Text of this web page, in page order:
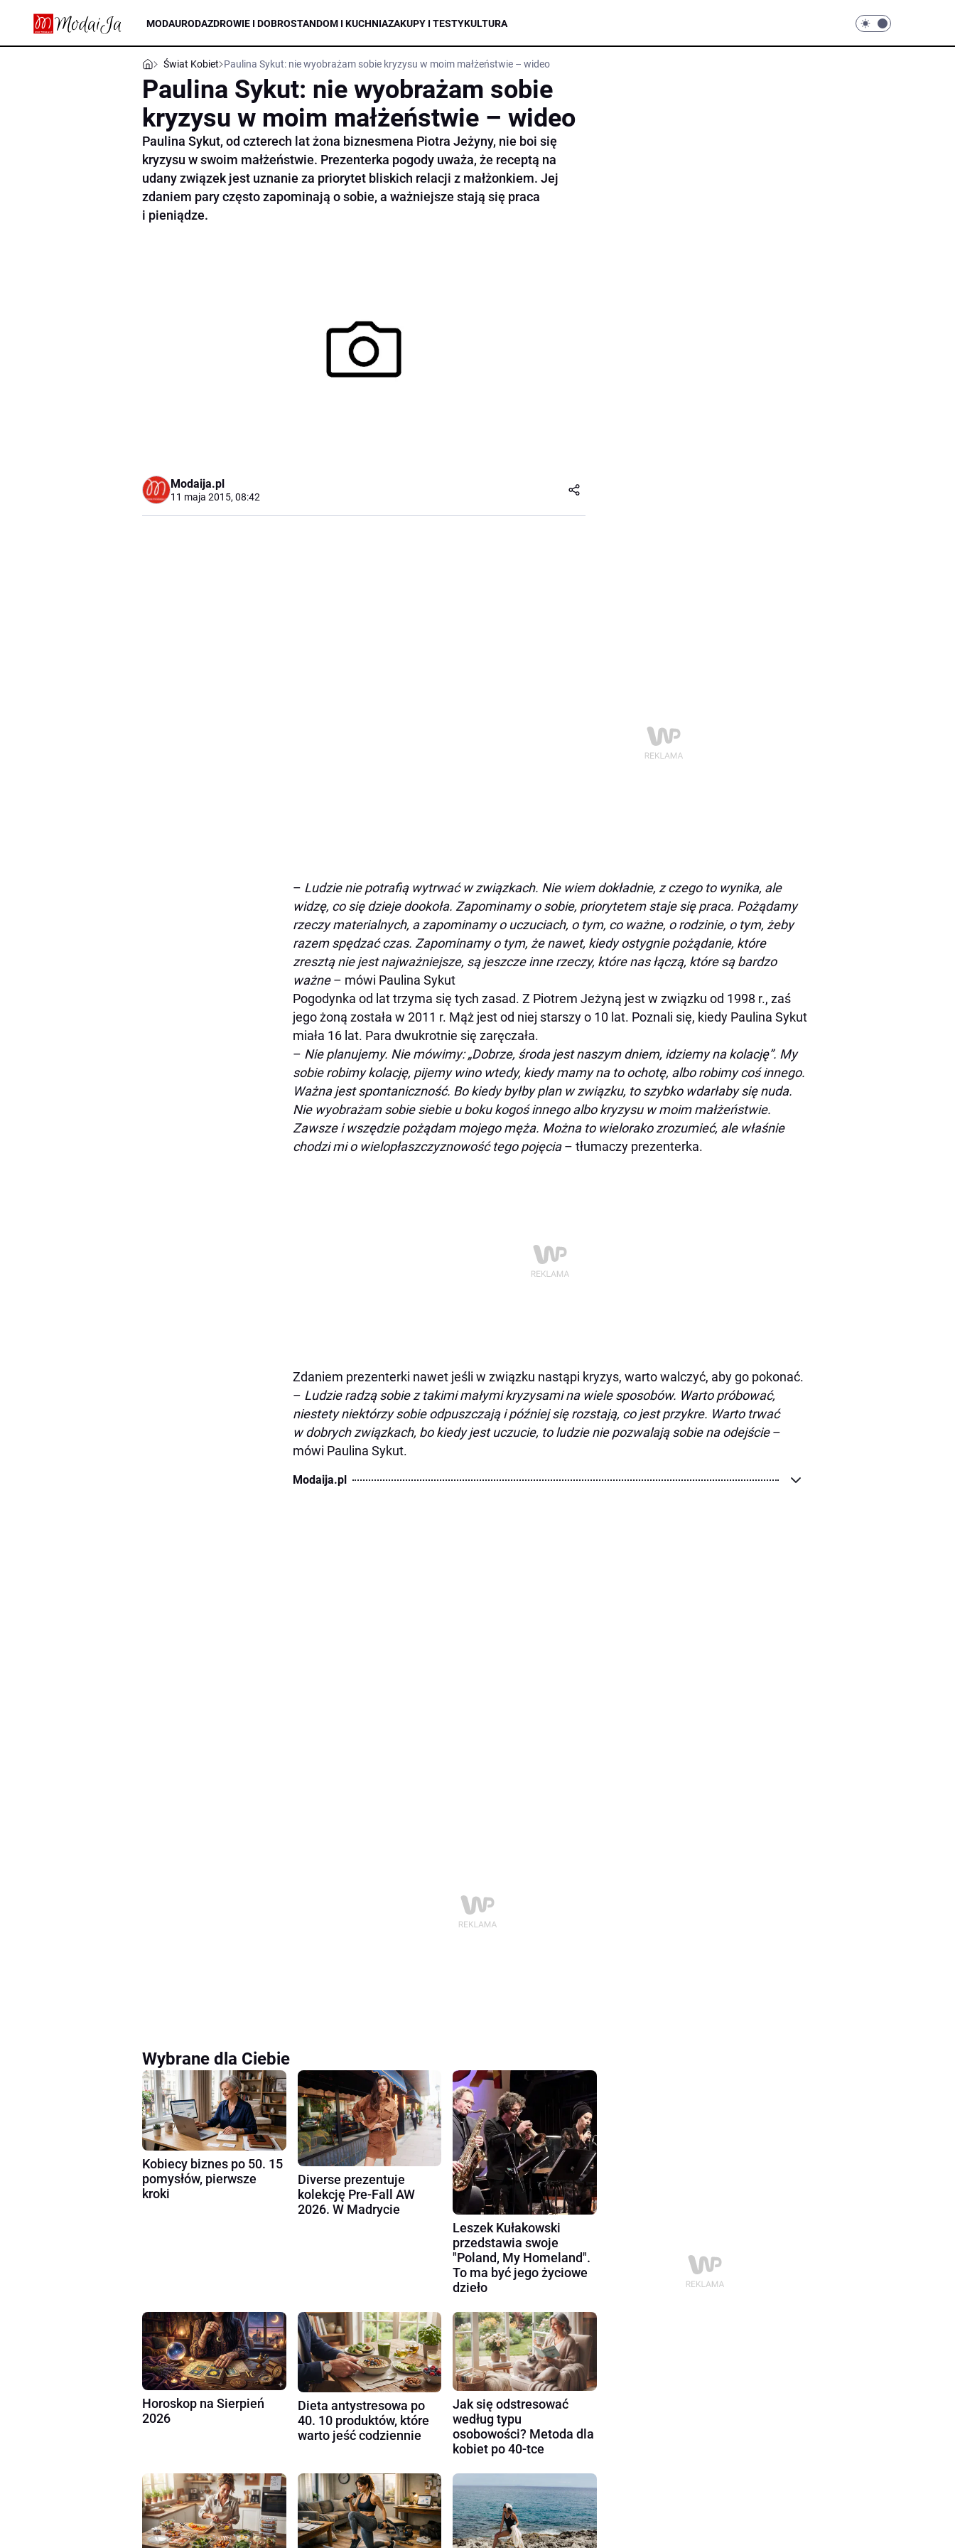
MODAURODAZDROWIE I DOBROSTANDOM I KUCHNIAZAKUPY I TESTYKULTURA
Świat Kobiet Paulina Sykut: nie wyobrażam sobie kryzysu w moim małżeństwie – wideo
Paulina Sykut: nie wyobrażam sobie
kryzysu w moim małżeństwie – wideo
Paulina Sykut, od czterech lat żona biznesmena Piotra Jeżyny, nie boi się
kryzysu w swoim małżeństwie. Prezenterka pogody uważa, że receptą na
udany związek jest uznanie za priorytet bliskich relacji z małżonkiem. Jej
zdaniem pary często zapominają o sobie, a ważniejsze stają się praca
i pieniądze.
Modaija.pl
11 maja 2015, 08:42
– Ludzie nie potrafią wytrwać w związkach. Nie wiem dokładnie, z czego to wynika, ale
widzę, co się dzieje dookoła. Zapominamy o sobie, priorytetem staje się praca. Pożądamy
rzeczy materialnych, a zapominamy o uczuciach, o tym, co ważne, o rodzinie, o tym, żeby
razem spędzać czas. Zapominamy o tym, że nawet, kiedy ostygnie pożądanie, które
zresztą nie jest najważniejsze, są jeszcze inne rzeczy, które nas łączą, które są bardzo
ważne– mówi Paulina Sykut
Pogodynka od lat trzyma się tych zasad. Z Piotrem Jeżyną jest w związku od 1998 r., zaś
jego żoną została w 2011 r. Mąż jest od niej starszy o 10 lat. Poznali się, kiedy Paulina Sykut
miała 16 lat. Para dwukrotnie się zaręczała.
– Nie planujemy. Nie mówimy: „Dobrze, środa jest naszym dniem, idziemy na kolację”. My
sobie robimy kolację, pijemy wino wtedy, kiedy mamy na to ochotę, albo robimy coś innego.
Ważna jest spontaniczność. Bo kiedy byłby plan w związku, to szybko wdarłaby się nuda.
Nie wyobrażam sobie siebie u boku kogoś innego albo kryzysu w moim małżeństwie.
Zawsze i wszędzie pożądam mojego męża. Można to wielorako zrozumieć, ale właśnie
chodzi mi o wielopłaszczyznowość tego pojęcia– tłumaczy prezenterka.
Zdaniem prezenterki nawet jeśli w związku nastąpi kryzys, warto walczyć, aby go pokonać.
– Ludzie radzą sobie z takimi małymi kryzysami na wiele sposobów. Warto próbować,
niestety niektórzy sobie odpuszczają i później się rozstają, co jest przykre. Warto trwać
w dobrych związkach, bo kiedy jest uczucie, to ludzie nie pozwalają sobie na odejście–
mówi Paulina Sykut.
Modaija.pl
Wybrane dla Ciebie
Kobiecy biznes po 50. 15
pomysłów, pierwsze
kroki
Diverse prezentuje
kolekcję Pre-Fall AW
2026. W Madrycie
Leszek Kułakowski
przedstawia swoje
"Poland, My Homeland".
To ma być jego życiowe
dzieło
Horoskop na Sierpień
2026
Dieta antystresowa po
40. 10 produktów, które
warto jeść codziennie
Jak się odstresować
według typu
osobowości? Metoda dla
kobiet po 40-tce